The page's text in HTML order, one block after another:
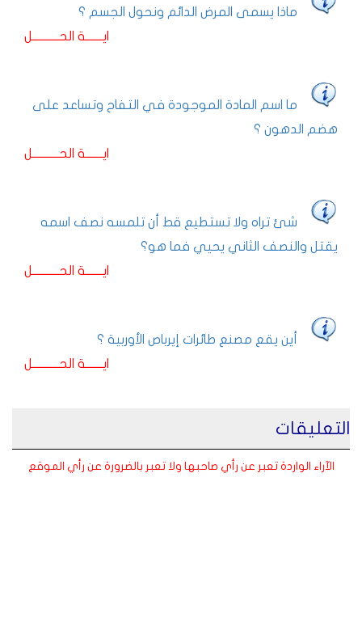
ماذا يسمى المرض الدائم ونحول الجسم ؟
ايـــــــة الحـــــــــــل
ما اسم المادة الموجودة في التفاح وتساعد على
هضم الدهون ؟
ايـــــــة الحـــــــــــل
شئ تراه ولا تستطيع قط أن تلمسه نصف اسمه
يقتل والنصف الثاني يحيي فما هو؟
ايـــــــة الحـــــــــــل
أين يقع مصنع طائرات إيرباص الأوربية ؟
ايـــــــة الحـــــــــــل
التعليقات
الآراء الواردة تعبر عن رأي صاحبها ولا تعبر بالضرورة عن رأي الموقع